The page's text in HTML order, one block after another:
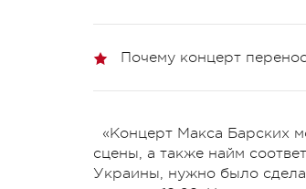
Почему концерт
«Концерт Макса Барских
сцены, а также найм
Украины, нужно было